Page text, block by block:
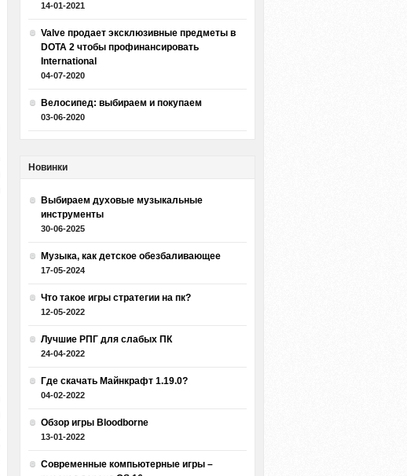
14-01-2021
Valve продает эксклюзивные предметы в
DOTA 2 чтобы профинансировать
International
04-07-2020
Велосипед: выбираем и покупаем
03-06-2020
Новинки
Выбираем духовые музыкальные
инструменты
30-06-2025
Музыка, как детское обезбаливающее
17-05-2024
Что такое игры стратегии на пк?
12-05-2022
Лучшие РПГ для слабых ПК
24-04-2022
Где скачать Майнкрафт 1.19.0?
04-02-2022
Обзор игры Bloodborne
13-01-2022
Современные компьютерные игры –